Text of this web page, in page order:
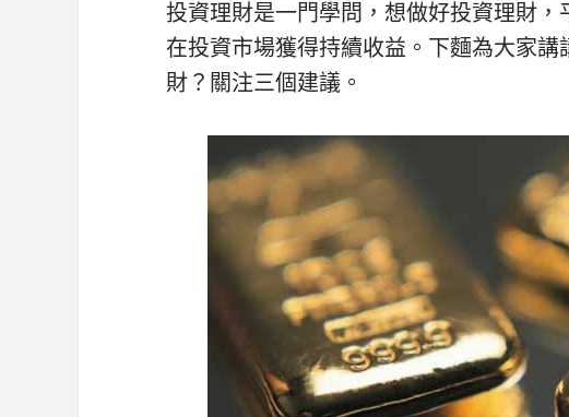
投資理財是一門學問，想做好投資理財
在投資市場獲得持續收益。下麵為大家
財？關注三個建議。